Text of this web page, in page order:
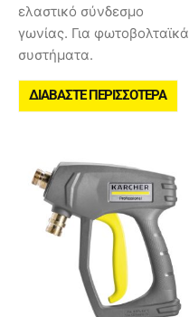
ελαστικό σύνδεσμο
γωνίας. Για φωτοβολταϊκά
συστήματα.
ΔΙΑΒΆΣΤΕ ΠΕΡΙΣΣΌΤΕΡΑ